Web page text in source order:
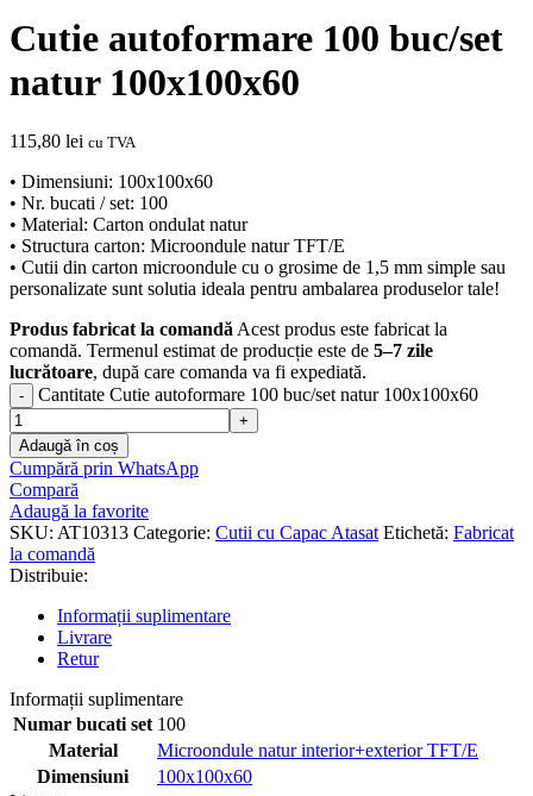
Cutie autoformare 100 buc/set
natur 100x100x60
115,80 lei cu TVA
• Dimensiuni: 100x100x60
• Nr. bucati / set: 100
• Material: Carton ondulat natur
• Structura carton: Microondule natur TFT/E
• Cutii din carton microondule cu o grosime de 1,5 mm simple sau
personalizate sunt solutia ideala pentru ambalarea produselor tale!
Produs fabricat la comandă Acest produs este fabricat la
comandă. Termenul estimat de producție este de 5–7 zile
lucrătoare, după care comanda va fi expediată.
Cantitate Cutie autoformare 100 buc/set natur 100x100x60
Adaugă în coș
Cumpără prin WhatsApp
Compară
Adaugă la favorite
SKU: AT10313 Categorie: Cutii cu Capac Atasat Etichetă: Fabricat
la comandă
Distribuie:
Informații suplimentare
Livrare
Retur
Informații suplimentare
Numar bucati set 100
Material
Microondule natur interior+exterior TFT/E
Dimensiuni
100x100x60